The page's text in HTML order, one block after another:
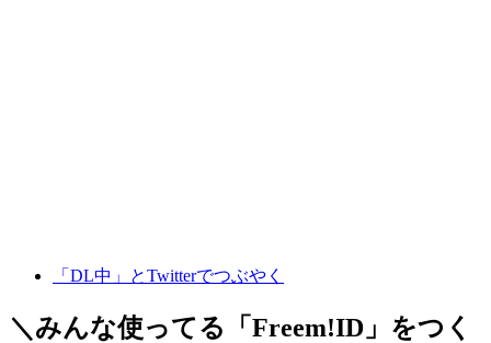
「DL中」とTwitterでつぶやく
＼みんな使ってる「 Freem!ID 」をつく